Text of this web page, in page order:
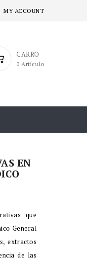
MY ACCOUNT
CARRO
0 Artículo
EN
que
General
extractos
de las